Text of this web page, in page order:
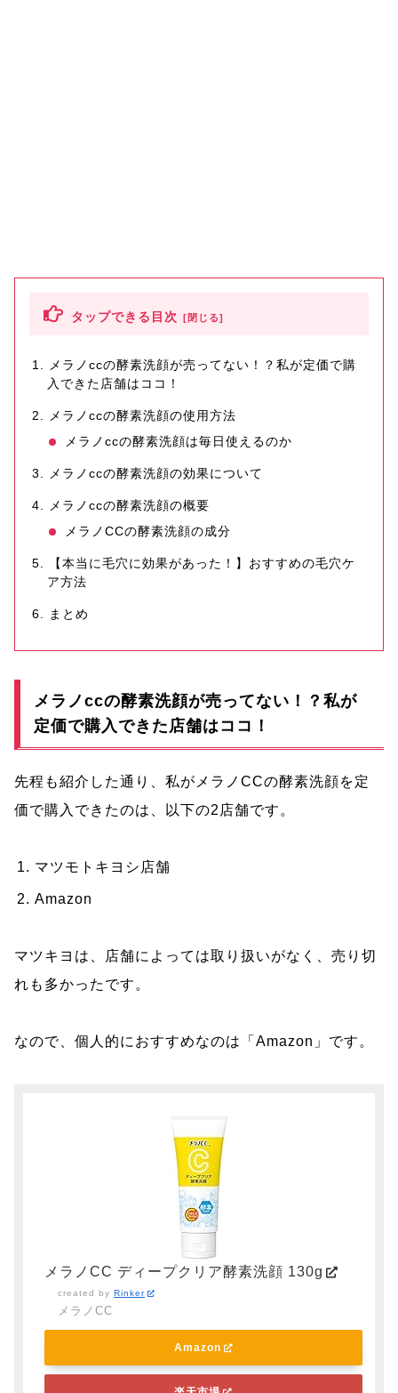
タップできる目次
メラノccの酵素洗顔が売ってない！？私が定価で購
入できた店舗はココ！
メラノccの酵素洗顔の使用方法
メラノccの酵素洗顔は毎日使えるのか
メラノccの酵素洗顔の効果について
メラノccの酵素洗顔の概要
メラノCCの酵素洗顔の成分
【本当に毛穴に効果があった！】おすすめの毛穴ケ
ア方法
まとめ
メラノccの酵素洗顔が売ってない！？私が
定価で購入できた店舗はココ！
先程も紹介した通り、私がメラノCCの酵素洗顔を定
価で購入できたのは、以下の2店舗です。
マツモトキヨシ店舗
Amazon
マツキヨは、店舗によっては取り扱いがなく、売り切
れも多かったです。
なので、個人的におすすめなのは「Amazon」です。
メラノCC ディープクリア酵素洗顔 130g
created by Rinker
メラノCC
Amazon